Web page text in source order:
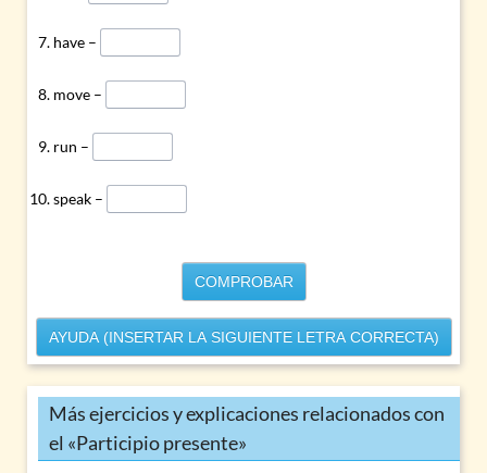
have –
move –
run –
speak –
COMPROBAR
AYUDA (INSERTAR LA SIGUIENTE LETRA CORRECTA)
Más ejercicios y explicaciones relacionados con
el «Participio presente»